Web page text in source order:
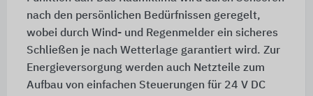
nach den persönlichen Bedürfnissen geregelt,
wobei durch Wind- und Regenmelder ein sicheres
Schließen je nach Wetterlage garantiert wird. Zur
Energieversorgung werden auch Netzteile zum
Aufbau von einfachen Steuerungen für 24 V DC